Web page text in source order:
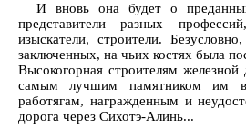
И вновь она будет о
представители разных
изыскатели, строители.
заключенных, на чьих костях была
Высокогорная строителям
самым лучшим памятником им
работягам, награжденным и
дорога через Сихотэ-Алинь...